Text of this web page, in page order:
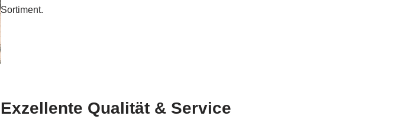
Sortiment.
Exzellente Qualität & Service